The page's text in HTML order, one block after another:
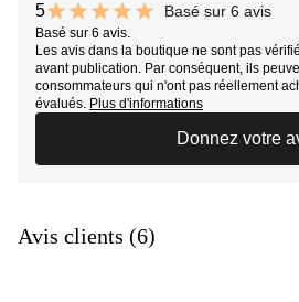
5
10 out of 10 stars
Basé sur 6 avis
Basé sur 6 avis.
Les avis dans la boutique ne sont pas
avant publication. Par conséquent, ils
consommateurs qui n'ont pas réellement
évalués. Plus d'informations
Donnez votre
Avis clients (6)